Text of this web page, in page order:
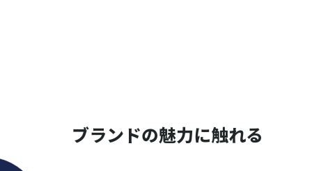
ブランドの魅力に触れる